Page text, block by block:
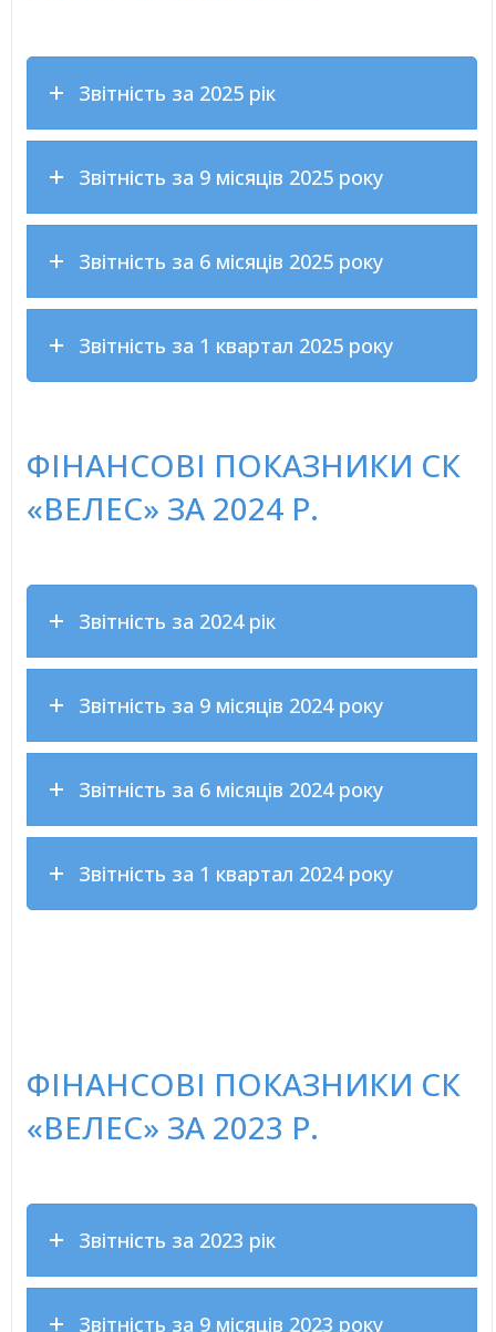
Звітність за 2025 рік
Звітність за 9 місяців 2025 року
Звітність за 6 місяців 2025 року
Звітність за 1 квартал 2025 року
ФІНАНСОВІ ПОКАЗНИКИ СК
«ВЕЛЕС» ЗА 2024 Р.
Звітність за 2024 рік
Звітність за 9 місяців 2024 року
Звітність за 6 місяців 2024 року
Звітність за 1 квартал 2024 року
ФІНАНСОВІ ПОКАЗНИКИ СК
«ВЕЛЕС» ЗА 2023 Р.
Звітність за 2023 рік
Звітність за 9 місяців 2023 року